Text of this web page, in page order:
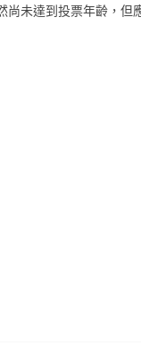
尚未達到投票年齡，